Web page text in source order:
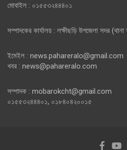
মোবাইল : ০১৫৫৩২৪৪৪০১
সম্পাদকের কার্যালয় : লক্ষীছড়ি উপজেলা সদর
ইমেইল : news.pahareralo@gmail.com
খবর : news@pahareralo.com
সম্পাদক : mobarokcht@gmail.com
০১৫৫৩২৪৪৪০১, ০১৮৪০৪২০০১৫